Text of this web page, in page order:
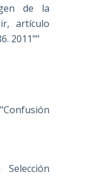
de la
artículo
2011""